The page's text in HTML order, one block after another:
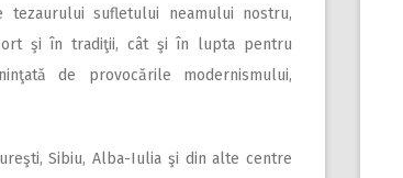
sufletului neamului nostru,
şi în tradiţii, cât şi în lupta pentru
de provocările modernismului,
Sibiu, Alba-Iulia şi din alte centre